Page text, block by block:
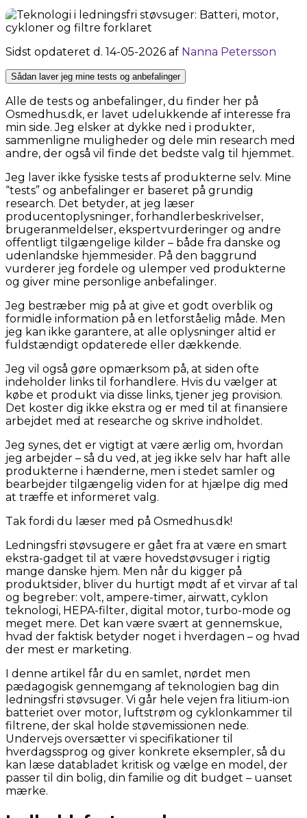
Sidst opdateret d. 14-05-2026 af Nanna Petersson
Sådan laver jeg mine tests og anbefalinger
Alle de tests og anbefalinger, du finder her på
Osmedhus.dk, er lavet udelukkende af interesse fra
min side. Jeg elsker at dykke ned i produkter,
sammenligne muligheder og dele min research med
andre, der også vil finde det bedste valg til hjemmet.
Jeg laver ikke fysiske tests af produkterne selv. Mine
“tests” og anbefalinger er baseret på grundig
research. Det betyder, at jeg læser
producentoplysninger, forhandlerbeskrivelser,
brugeranmeldelser, ekspertvurderinger og andre
offentligt tilgængelige kilder – både fra danske og
udenlandske hjemmesider. På den baggrund
vurderer jeg fordele og ulemper ved produkterne
og giver mine personlige anbefalinger.
Jeg bestræber mig på at give et godt overblik og
formidle information på en letforståelig måde. Men
jeg kan ikke garantere, at alle oplysninger altid er
fuldstændigt opdaterede eller dækkende.
Jeg vil også gøre opmærksom på, at siden ofte
indeholder links til forhandlere. Hvis du vælger at
købe et produkt via disse links, tjener jeg provision.
Det koster dig ikke ekstra og er med til at finansiere
arbejdet med at researche og skrive indholdet.
Jeg synes, det er vigtigt at være ærlig om, hvordan
jeg arbejder – så du ved, at jeg ikke selv har haft alle
produkterne i hænderne, men i stedet samler og
bearbejder tilgængelig viden for at hjælpe dig med
at træffe et informeret valg.
Tak fordi du læser med på Osmedhus.dk!
Ledningsfri støvsugere er gået fra at være en smart
ekstra-gadget til at være hovedstøvsuger i rigtig
mange danske hjem. Men når du kigger på
produktsider, bliver du hurtigt mødt af et virvar af tal
og begreber: volt, ampere-timer, airwatt, cyklon
teknologi, HEPA-filter, digital motor, turbo-mode og
meget mere. Det kan være svært at gennemskue,
hvad der faktisk betyder noget i hverdagen – og hvad
der mest er marketing.
I denne artikel får du en samlet, nørdet men
pædagogisk gennemgang af teknologien bag din
ledningsfri støvsuger. Vi går hele vejen fra litium-ion
batteriet over motor, luftstrøm og cyklonkammer til
filtrene, der skal holde støvemissionen nede.
Undervejs oversætter vi specifikationer til
hverdagssprog og giver konkrete eksempler, så du
kan læse databladet kritisk og vælge en model, der
passer til din bolig, din familie og dit budget – uanset
mærke.